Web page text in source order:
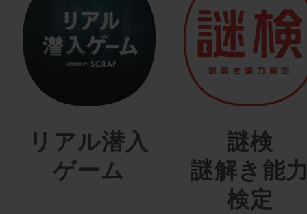
リアル潜入
ゲーム
謎検
謎解き能
検定